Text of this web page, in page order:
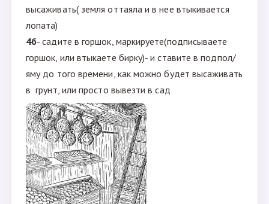
высаживать( земля оттаяла и в нее втыкивается
лопата)
4б- садите в горшок, маркируете(подписываете
горшок, или втыкаете бирку)- и ставите в подпол/
яму до того времени, как можно будет высаживать
в грунт, или просто вывезти в сад